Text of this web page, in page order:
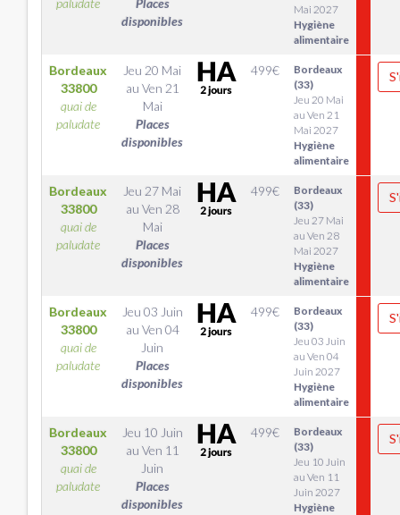
paludate
Places
disponibles
Mai 2027
Hygiène
alimentaire
Bordeaux
33800
quai de
paludate
Jeu 20 Mai
au Ven 21
Mai
Places
disponibles
499€
Bordeaux
(33)
Jeu 20 Mai
au Ven 21
Mai 2027
Hygiène
alimentaire
Bordeaux
33800
quai de
paludate
Jeu 27 Mai
au Ven 28
Mai
Places
disponibles
499€
Bordeaux
(33)
Jeu 27 Mai
au Ven 28
Mai 2027
Hygiène
alimentaire
Bordeaux
33800
quai de
paludate
Jeu 03 Juin
au Ven 04
Juin
Places
disponibles
499€
Bordeaux
(33)
Jeu 03 Juin
au Ven 04
Juin 2027
Hygiène
alimentaire
Bordeaux
33800
quai de
paludate
Jeu 10 Juin
au Ven 11
Juin
Places
disponibles
499€
Bordeaux
(33)
Jeu 10 Juin
au Ven 11
Juin 2027
Hygiène